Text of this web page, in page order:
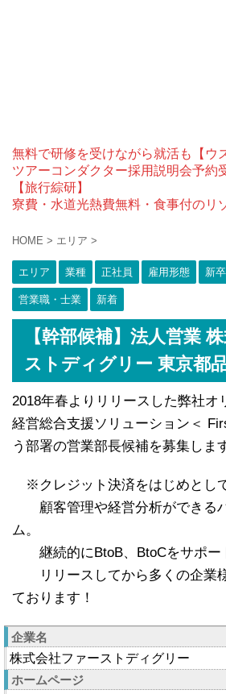
無料で研修を受けながら就活も【ウ
ツアーコンダクター採用説明会予約
【旅行綜研】
寮費・水道光熱費無料・食事付のリ
HOME > エリア >
エリア 業種 正社員 雇用形態 新
営業職・士業 新着
【幹部候補】法人営業
ストディグリー 東京都
2018年春よりリリースした弊社オ
経営総合支援ソリューション＜
う部署の営業部長候補を募集しま
※クレジット決済をはじめとし
顧客管理や経営分析ができる
ム。
継続的にBtoB、BtoCをサポー
リリースしてから多くの企業
ております！
企業名
株式会社ファーストディグリー
ホームページ